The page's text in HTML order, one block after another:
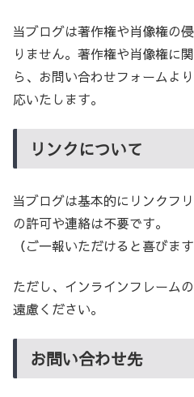
当ブログは著作権や肖像権の
りません。著作権や肖像権に
ら、お問い合わせフォームよ
応いたします。
リンクについて
当ブログは基本的にリンクフ
の許可や連絡は不要です。
（ご一報いただけると喜びます
ただし、インラインフレーム
遠慮ください。
お問い合わせ先